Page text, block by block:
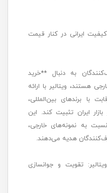
ایرانی در کنار قیمت
به دنبال **خرید
هستند، ویتالیر با ارائه
با برندهای بین‌المللی،
ایران تثبیت کند. این
به نمونه‌های خارجی،
هدیه می‌دهند.
تقویت و جوانسازی